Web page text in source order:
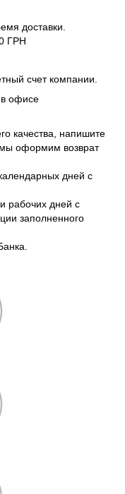
доставки.
ГРН
счет компании.
офисе
качества, напишите
оформим возврат
дней с
рабочих дней с
заполненного